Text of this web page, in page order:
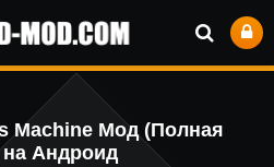
Machine Мод (Полная
на Андроид